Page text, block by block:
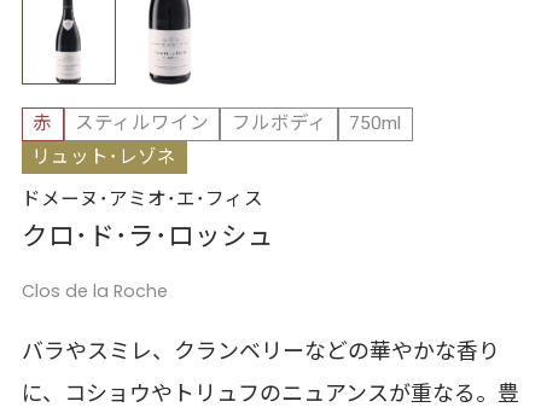
赤 スティルワイン フルボディ
750ml
リュット･レゾネ
ドメーヌ･アミオ･エ･フィス
クロ･ド･ラ･ロッシュ
Clos de la Roche
バラやスミレ、クランベリーなどの華やかな香り
に、コショウやトリュフのニュアンスが重なる。豊